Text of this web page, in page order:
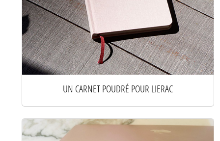
UN CARNET POUDRÉ POUR LIERAC